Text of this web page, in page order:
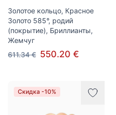
Золотое кольцо, Красное
Золото 585°, родий
(покрытие), Бриллианты,
Жемчуг
611.34 € 550.20 €
Скидка -10%